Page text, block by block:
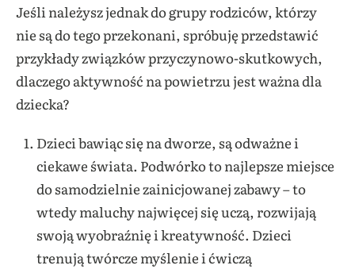
Jeśli należysz jednak do grupy rodziców, którzy
nie są do tego przekonani, spróbuję przedstawić
przykłady związków przyczynowo-skutkowych,
dlaczego aktywność na powietrzu jest ważna dla
dziecka?
Dzieci bawiąc się na dworze, są odważne i
ciekawe świata. Podwórko to najlepsze miejsce
do samodzielnie zainicjowanej zabawy – to
wtedy maluchy najwięcej się uczą, rozwijają
swoją wyobraźnię i kreatywność. Dzieci
trenują twórcze myślenie i ćwiczą